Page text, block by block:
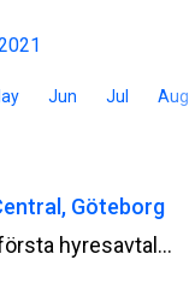
Jun Jul
Aug
Göteborg
Coworkingaktören Ioffice tecknar första hyresavtalet i Park Central i Göteborg. Företaget flyttar in i en lokal om cirka 3 900 kvadratmeter och tillträder under andra kvartalet 2027. Park Central är ett samarbete mellan NCC och Jernhusen. Huset ligger i Centralstaden, den nya stadsdel som växer fram runt Centralstationen, med en av Västlänkens stationsuppgångar i gatuplan.